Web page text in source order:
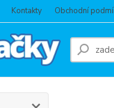
Kontakty Obchodní